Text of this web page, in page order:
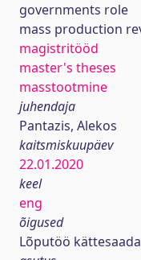
governments role
mass production
magistritööd
master's theses
masstootmine
juhendaja
Pantazis, Alekos
kaitsmiskuupäev
22.01.2020
keel
eng
õigused
Lõputöö